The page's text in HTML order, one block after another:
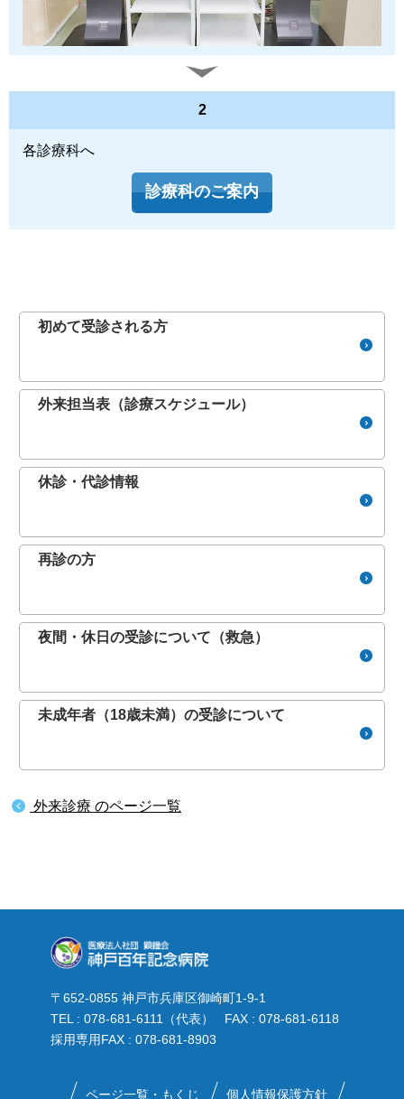
2
各診療科へ
診療科のご案内
初めて受診される方
外来担当表（診療スケジュール）
休診・代診情報
再診の方
夜間・休日の受診について（救急）
未成年者（18歳未満）の受診について
外来診療 のページ一覧
〒652-0855 神戸市兵庫区御崎町1-9-1
TEL : 078-681-6111（代表） FAX : 078-681-6118
採用専用FAX : 078-681-8903
ページ一覧・もくじ 個人情報保護方針